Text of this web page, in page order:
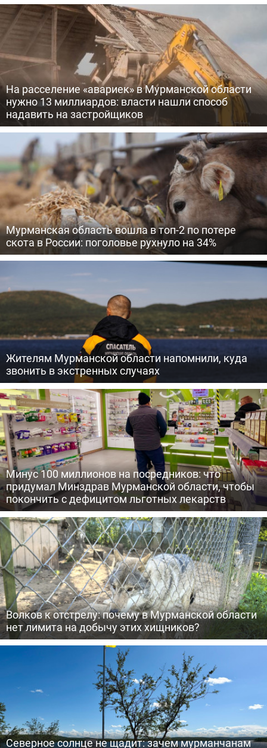
На расселение «авариек» в Мурманской области
нужно 13 миллиардов: власти нашли способ
надавить на застройщиков
Мурманская область вошла в топ-2 по потере
скота в России: поголовье рухнуло на 34%
Жителям Мурманской области напомнили, куда
звонить в экстренных случаях
Минус 100 миллионов на посредников: что
придумал Минздрав Мурманской области, чтобы
покончить с дефицитом льготных лекарств
Волков к отстрелу: почему в Мурманской области
нет лимита на добычу этих хищников?
Северное солнце не щадит: зачем мурманчанам